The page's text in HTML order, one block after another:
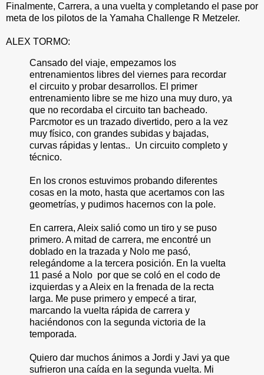
Finalmente, Carrera, a una vuelta y completando el pase por
meta de los pilotos de la Yamaha Challenge R Metzeler.
ALEX TORMO:
Cansado del viaje, empezamos los
entrenamientos libres del viernes para recordar
el circuito y probar desarrollos. El primer
entrenamiento libre se me hizo una muy duro, ya
que no recordaba el circuito tan bacheado.
Parcmotor es un trazado divertido, pero a la vez
muy físico, con grandes subidas y bajadas,
curvas rápidas y lentas.. Un circuito completo y
técnico.
En los cronos estuvimos probando diferentes
cosas en la moto, hasta que acertamos con las
geometrías, y pudimos hacernos con la pole.
En carrera, Aleix salió como un tiro y se puso
primero. A mitad de carrera, me encontré un
doblado en la trazada y Nolo me pasó,
relegándome a la tercera posición. En la vuelta
11 pasé a Nolo por que se coló en el codo de
izquierdas y a Aleix en la frenada de la recta
larga. Me puse primero y empecé a tirar,
marcando la vuelta rápida de carrera y
haciéndonos con la segunda victoria de la
temporada.
Quiero dar muchos ánimos a Jordi y Javi ya que
sufrieron una caída en la segunda vuelta. Mi